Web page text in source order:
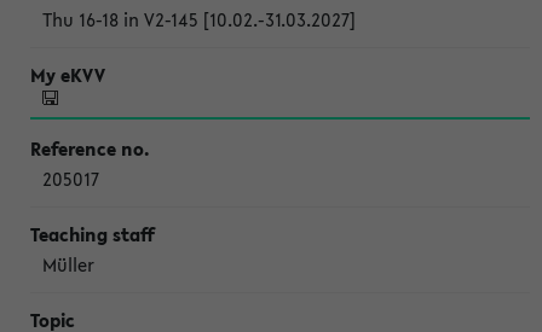
Thu 16-18 in V2-145 [10.02.-31.03.2027]
205017
Müller